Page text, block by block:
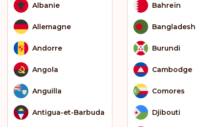
Albanie
Allemagne
Andorre
Angola
Anguilla
Antigua-et-Barbuda
Bahreïn
Bangladesh
Burundi
Cambodge
Comores
Djibouti